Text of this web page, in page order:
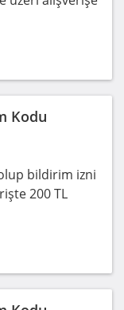
Kodu
bildirim izni
200 TL